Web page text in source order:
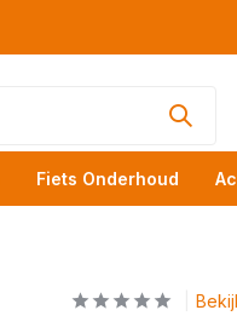
Fiets Onderhoud